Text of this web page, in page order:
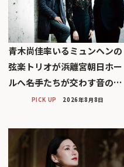
青木尚佳率いるミュンヘンの
弦楽トリオが浜離宮朝日ホー
ルへ――名手たちが交わす音の…
PICK UP 2026年8月8日